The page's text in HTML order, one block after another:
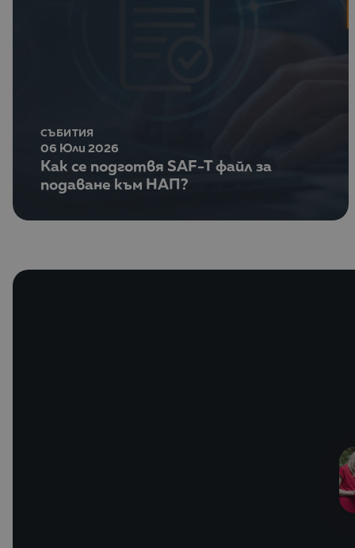
СЪБИТИЯ
06 Юли 2026
Как се подготвя SAF-T файл за
подаване към НАП?